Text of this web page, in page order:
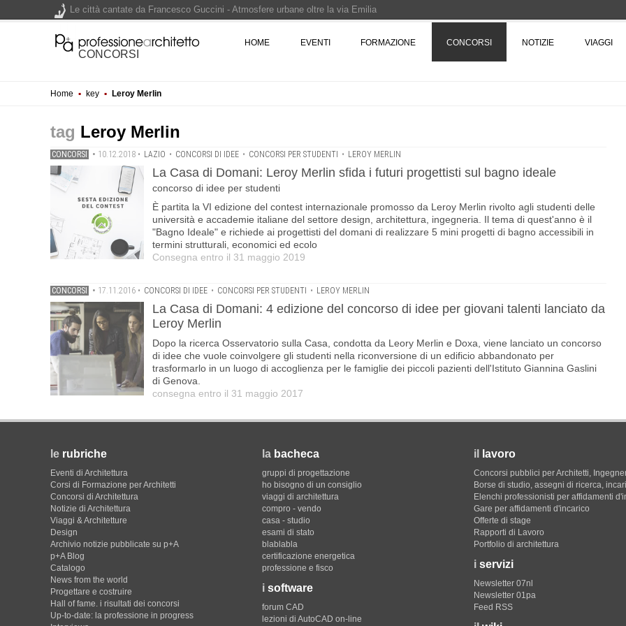
CONCORSI
HOME EVENTI FORMAZIONE CONCORSI NOTIZIE VIAGGI
Home ▪ key ▪ Leroy Merlin
Leroy Merlin
CONCORSI • 10.12.2018 • LAZIO • CONCORSI DI IDEE • CONCORSI PER STUDENTI • LEROY MERLIN
La Casa di Domani: Leroy Merlin sfida i futuri progettisti sul bagno ideale
concorso di idee per studenti
È partita la VI edizione del contest internazionale promosso da Leroy Merlin rivolto agli studenti delle
università e accademie italiane del settore design, architettura, ingegneria. Il tema di quest'anno è il
"Bagno Ideale" e richiede ai progettisti del domani di realizzare 5 mini progetti di bagno accessibili in
termini strutturali, economici ed ecolo
Consegna entro il 31 maggio 2019
CONCORSI • 17.11.2016 • CONCORSI DI IDEE • CONCORSI PER STUDENTI • LEROY MERLIN
La Casa di Domani: 4 edizione del concorso di idee per giovani talenti lanciato da
Leroy Merlin
Dopo la ricerca Osservatorio sulla Casa, condotta da Leory Merlin e Doxa, viene lanciato un concorso
di idee che vuole coinvolgere gli studenti nella riconversione di un edificio abbandonato per
trasformarlo in un luogo di accoglienza per le famiglie dei piccoli pazienti dell'Istituto Giannina Gaslini
di Genova.
consegna entro il 31 maggio 2017
le rubriche
Eventi di Architettura
Corsi di Formazione per Architetti
Concorsi di Architettura
Notizie di Architettura
Viaggi & Architetture
Design
Archivio notizie pubblicate su p+A
p+A Blog
Catalogo
News from the world
Progettare e costruire
Hall of fame. i risultati dei concorsi
Up-to-date: la professione in progress
la bacheca
gruppi di progettazione
ho bisogno di un consiglio
viaggi di architettura
compro - vendo
casa - studio
esami di stato
blablabla
certificazione energetica
professione e fisco
i software
forum CAD
lezioni di AutoCAD on-line
il lavoro
Concorsi pubblici per Architetti,
Borse di studio, assegni di ricerca,
Elenchi professionisti per affidamenti
Gare per affidamenti d'incarico
Offerte di stage
Rapporti di Lavoro
Portfolio di architettura
i servizi
Newsletter 07nl
Newsletter 01pa
Feed RSS
Le città cantate da Francesco Guccini - Atmosfere urbane oltre la via Emilia
200 manifesti per i 200 anni di Carlo Collodi, creatore di Pinocchio - Call di grafica promossa dal Museo MAGMA per la realizzazione di